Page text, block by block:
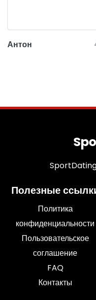
Антон
Полезные
Политика
конфиденциальности
Пользовательское
соглашение
FAQ
Контакты